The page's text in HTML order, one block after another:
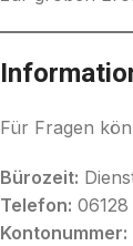
Für Fragen
Bürozeit:
Telefon:
Kontonummer: